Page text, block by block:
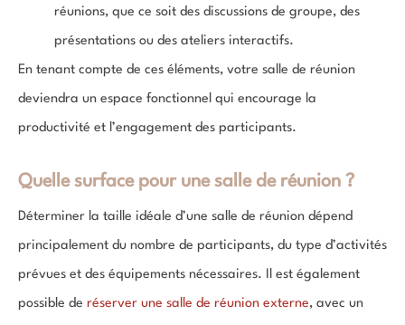
réunions, que ce soit des discussions de groupe, des
présentations ou des ateliers interactifs.
En tenant compte de ces éléments, votre salle de réunion
deviendra un espace fonctionnel qui encourage la
productivité et l’engagement des participants.
Quelle surface pour une salle de réunion ?
Déterminer la taille idéale d’une salle de réunion dépend
principalement du nombre de participants, du type d’activités
prévues et des équipements nécessaires. Il est également
possible de réserver une salle de réunion externe, avec un